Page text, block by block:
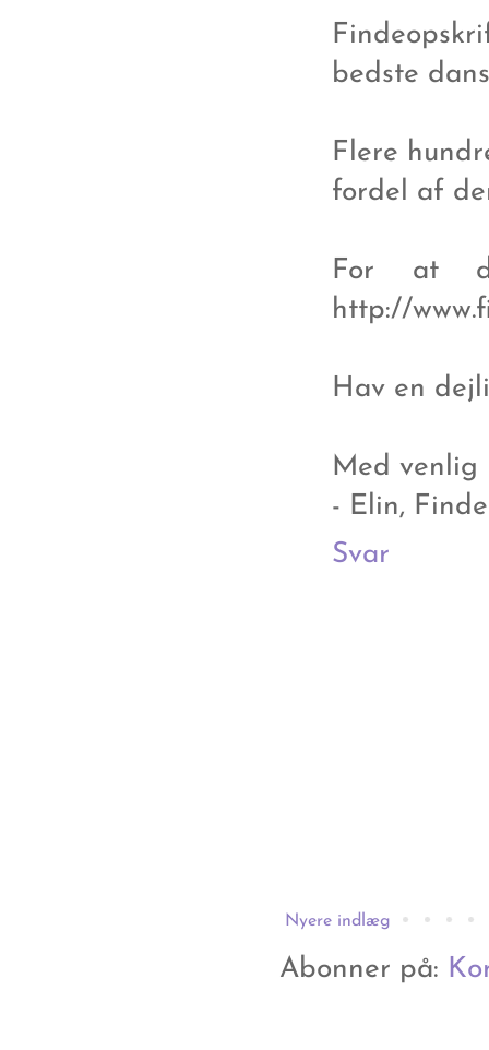
bedste
Flere
fordel af
For at
http://
Hav en
Med venlig
- Elin,
Svar
Nyere indlæg
Abonner på: